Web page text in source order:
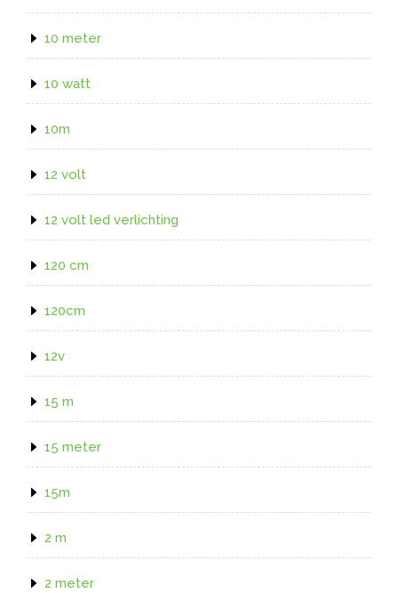
10 meter
10 watt
10m
12 volt
12 volt led verlichting
120 cm
120cm
12v
15 m
15 meter
15m
2 m
2 meter